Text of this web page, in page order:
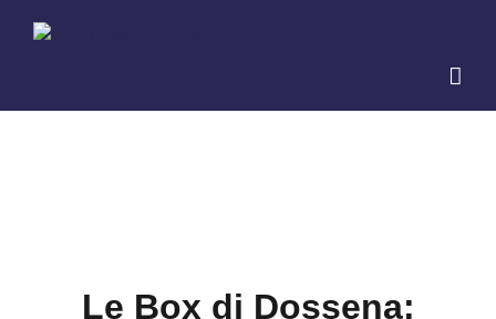
Le Box di Dossena: